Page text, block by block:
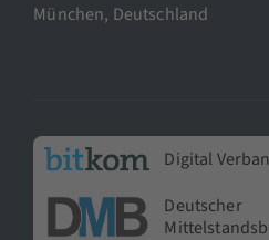
München, Deutschland
Digital
Deutscher